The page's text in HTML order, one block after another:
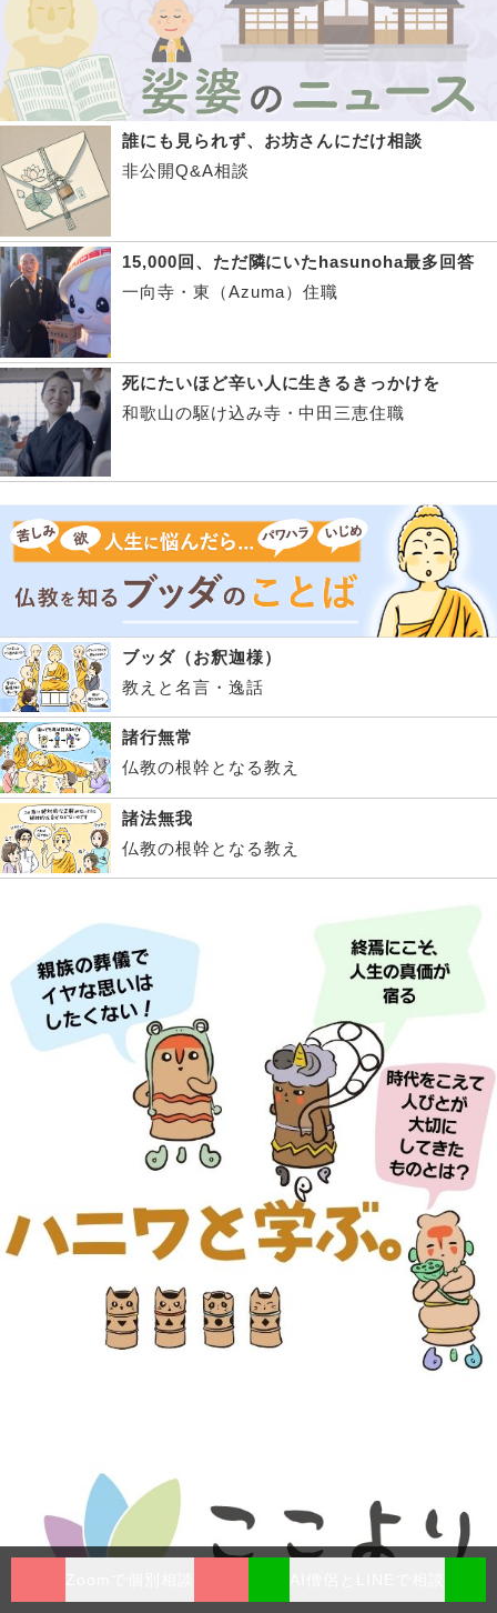
誰にも見られず、お坊さんにだけ相談
非公開Q&A相談
15,000回、ただ隣にいたhasunoha最多回答
一向寺・東（Azuma）住職
死にたいほど辛い人に生きるきっかけを
和歌山の駆け込み寺・中田三恵住職
ブッダ（お釈迦様）
教えと名言・逸話
諸行無常
仏教の根幹となる教え
諸法無我
仏教の根幹となる教え